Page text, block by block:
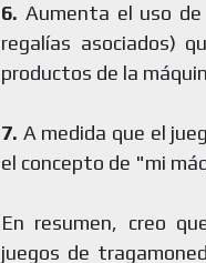
6. Aumenta el uso
regalías asociados)
productos de la
7. A medida que el
el concepto de "mi
En resumen, creo
juegos de